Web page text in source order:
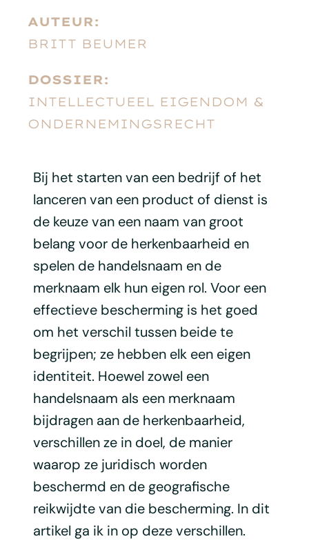
AUTEUR:
BRITT BEUMER
DOSSIER:
INTELLECTUEEL EIGENDOM &
ONDERNEMINGSRECHT
Bij het starten van een bedrijf of het
lanceren van een product of dienst is
de keuze van een naam van groot
belang voor de herkenbaarheid en
spelen de handelsnaam en de
merknaam elk hun eigen rol. Voor een
effectieve bescherming is het goed
om het verschil tussen beide te
begrijpen; ze hebben elk een eigen
identiteit. Hoewel zowel een
handelsnaam als een merknaam
bijdragen aan de herkenbaarheid,
verschillen ze in doel, de manier
waarop ze juridisch worden
beschermd en de geografische
reikwijdte van die bescherming. In dit
artikel ga ik in op deze verschillen.